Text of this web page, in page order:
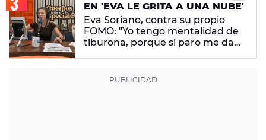
EN 'EVA LE GRITA A UNA NUBE'
Eva Soriano, contra su propio
FOMO: "Yo tengo mentalidad de
tiburona, porque si paro me da